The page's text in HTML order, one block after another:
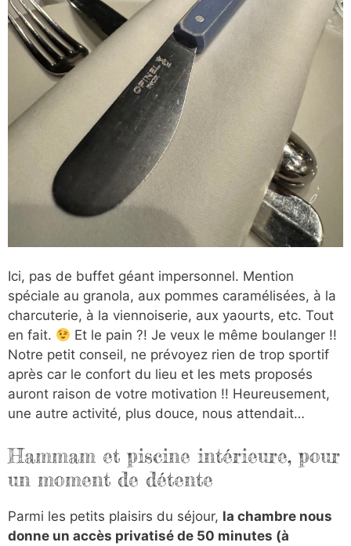
Ici, pas de buffet géant impersonnel. Mention
spéciale au granola, aux pommes caramélisées, à la
charcuterie, à la viennoiserie, aux yaourts, etc. Tout
en fait.
Et le pain ?! Je veux le même boulanger !!
Notre petit conseil, ne prévoyez rien de trop sportif
après car le confort du lieu et les mets proposés
auront raison de votre motivation !! Heureusement,
une autre activité, plus douce, nous attendait…
Hammam et piscine intérieure, pour
un moment de détente
Parmi les petits plaisirs du séjour, la chambre nous
donne un accès privatisé de 50 minutes (à